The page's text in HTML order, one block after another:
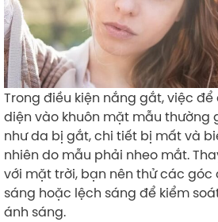
Trong điều kiện nắng gắt, việc
diện vào khuôn mặt mẫu thường
như da bị gắt, chi tiết bị mất và
nhiên do mẫu phải nheo mắt.
với mặt trời, bạn nên thử các góc
sáng hoặc lệch sáng để kiểm
ánh sáng.